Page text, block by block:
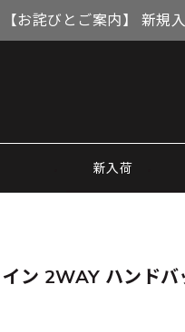
【お詫びとご案内】 新
新入荷
ン 2WAY ハンドバ